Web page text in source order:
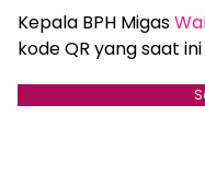
Kepala BPH Migas
kode QR yang saat